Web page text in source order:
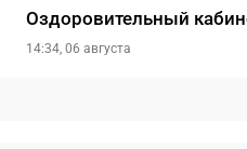
Оздоровительный
14:34, 06 августа